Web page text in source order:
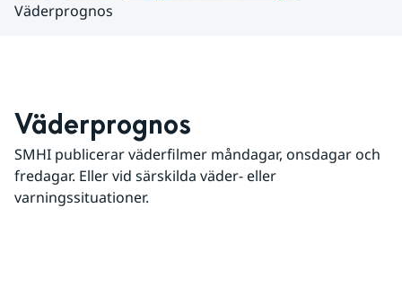
Väderprognos
Väderprognos
SMHI publicerar väderfilmer måndagar, onsdagar och
fredagar. Eller vid särskilda väder- eller
varningssituationer.